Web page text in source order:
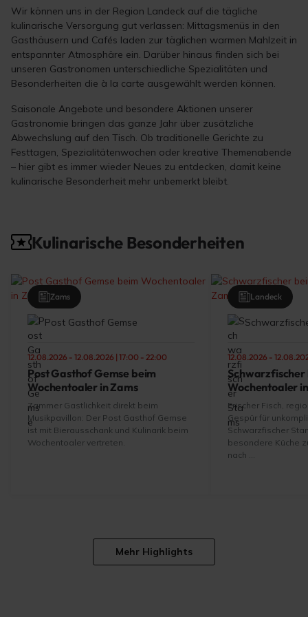
Wir können uns in der Region Landeck auf die tägliche
kulinarische Versorgung gut verlassen: Mittagsmenüs in den
Gasthäusern und Cafés laden zur täglichen warmen Mahlzeit in
entspannter Atmosphäre ein. Darüber hinaus finden sich bei
unseren Gastronomen unterschiedliche Spezialitäten und
Besonderheiten die à la carte ausgewählt werden können.
Saisonale Angebote und besondere Aktionen unserer
Gastronomie bringen das ganze Jahr über zusätzliche
Abwechslung auf den Tisch. Ob traditionelle Gerichte zu
Festtagen, Spezialitätenwochen oder kreative Themenabende
– hier gibt es immer wieder Neues zu entdecken, damit keine
kulinarische Besonderheit mehr unbemerkt bleibt.
Kulinarische Besonderheiten
Post Gasthof Gemse
12.08.2026 - 12.08.2026 | 17:00 - 22:00
Post Gasthof Gemse beim
Wochentoaler in Zams
Zammer Gastlichkeit direkt beim
Musikpavillon: Der Post Gasthof Gemse
ist mit Bierausschank und Kulinarik beim
Wochentoaler vertreten.
Zams
12.08.2026 -
Schwarzfischer
Wochentoaler
Frischer Fisch,
Gespür für
Schwarzfischer
besondere Küche
nach ...
Landeck
Mehr Highlights